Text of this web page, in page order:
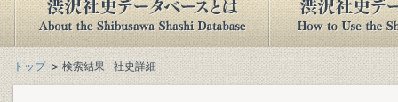
トップ 検索結果 - 社史詳細